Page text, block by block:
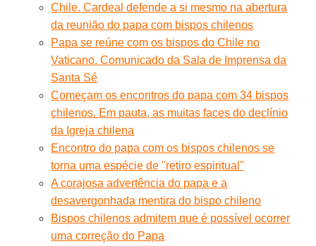
Chile. Cardeal defende a si mesmo na abertura
da reunião do papa com bispos chilenos
Papa se reúne com os bispos do Chile no
Vaticano. Comunicado da Sala de Imprensa da
Santa Sé
Começam os encontros do papa com 34 bispos
chilenos. Em pauta, as muitas faces do declínio
da Igreja chilena
Encontro do papa com os bispos chilenos se
torna uma espécie de ''retiro espiritual''
A corajosa advertência do papa e a
desavergonhada mentira do bispo chileno
Bispos chilenos admitem que é possível ocorrer
uma correção do Papa